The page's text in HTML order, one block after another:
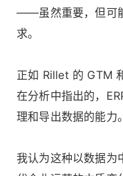
——虽然重要，但可
求。
正如 Rillet 的 GTM
在分析中指出的，
理和导出数据的能力。
我认为这种以数据为